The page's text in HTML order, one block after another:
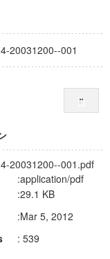
ム市民社会ガバナンス
ム論理と感性の先端的
「超成熟社会発展のサ
20031200--001
20031200--001.pdf
:application/pdf
:29.1 KB
:Mar 5, 2012
: 539